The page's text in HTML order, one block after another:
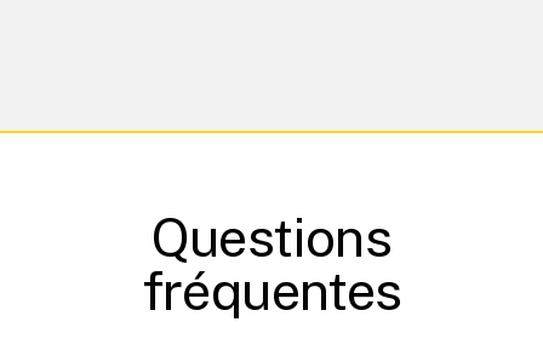
Questions
fréquentes